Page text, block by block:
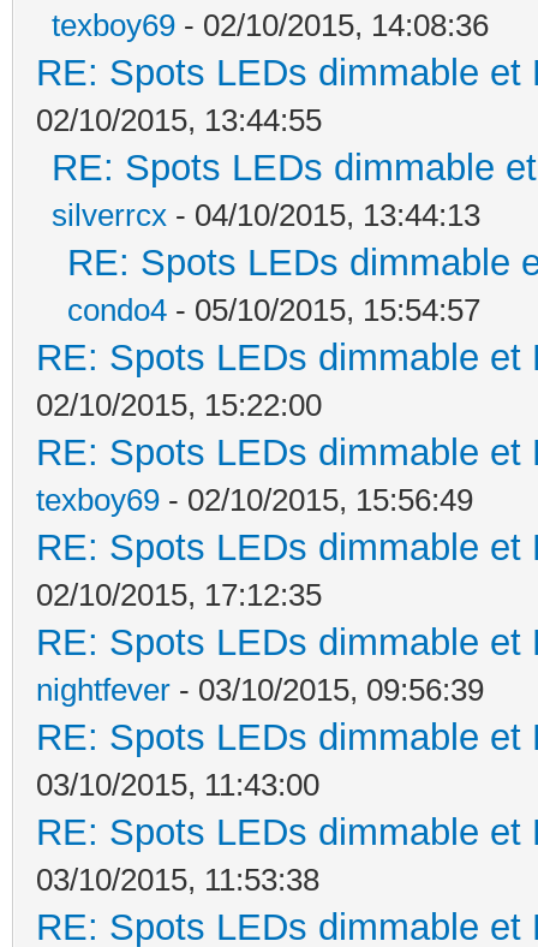
texboy69 - 02/10/2015, 14:08:36
RE: Spots LEDs dimmable
02/10/2015, 13:44:55
RE: Spots LEDs dimmable
silverrcx - 04/10/2015, 13:44:13
RE: Spots LEDs dimmable
condo4 - 05/10/2015, 15:54:57
RE: Spots LEDs dimmable
02/10/2015, 15:22:00
RE: Spots LEDs dimmable
texboy69 - 02/10/2015, 15:56:49
RE: Spots LEDs dimmable
02/10/2015, 17:12:35
RE: Spots LEDs dimmable
nightfever - 03/10/2015, 09:56:39
RE: Spots LEDs dimmable
03/10/2015, 11:43:00
RE: Spots LEDs dimmable
03/10/2015, 11:53:38
RE: Spots LEDs dimmable